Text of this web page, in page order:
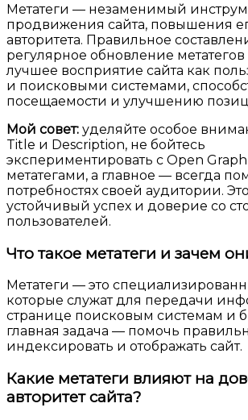
Метатеги — незаменимый
продвижения сайта, повышения
авторитета. Правильное
регулярное обновление
лучшее восприятие сайта как
и поисковыми системами,
посещаемости и улучшению
Мой совет: уделяйте особое
Title и Description, не бойтесь
экспериментировать с Open
метатегами, а главное — всегда
потребностях своей аудитории.
устойчивый успех и доверие со
пользователей.
Что такое метатеги и зачем
Метатеги — это
которые служат для передачи
странице поисковым системам и
главная задача — помочь
индексировать и отображать сайт.
Какие метатеги влияют на
авторитет сайта?